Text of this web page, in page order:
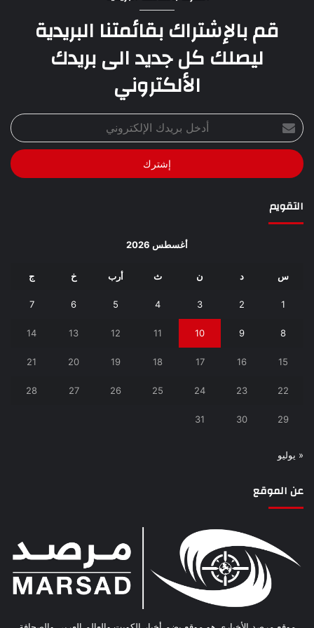
قم بالإشتراك بقائمتنا البريدية
ليصلك كل جديد الى بريدك
الألكتروني
أدخل
بريدك
الإلكتروني
التقويم
أغسطس 2026
س د ن ث أرب خ ج
1
2
3
4
5
6
7
8
9
10
11
12
13
14
15
16
17
18
19
20
21
22
23
24
25
26
27
28
29
30
31
« يوليو
عن الموقع